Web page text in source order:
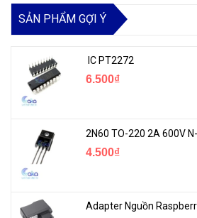
SẢN PHẨM GỢI Ý
IC PT2272
6.500₫
2N60 TO-220 2A 600V
4.500₫